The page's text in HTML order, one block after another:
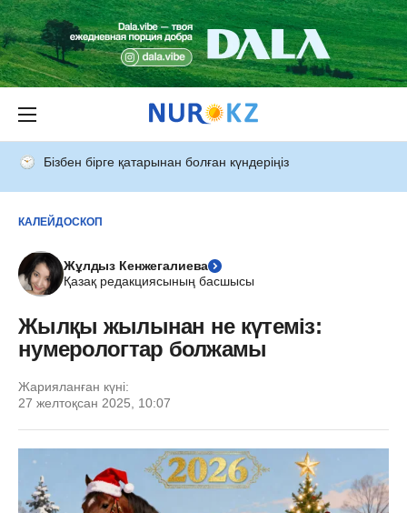
Бізбен бірге қатарынан болған күндеріңіз
КАЛЕЙДОСКОП
Жұлдыз Кенжегалиева
Қазақ редакциясының басшысы
Жылқы жылынан не күтеміз:
нумерологтар болжамы
Жарияланған күні:
27 желтоқсан 2025, 10:07